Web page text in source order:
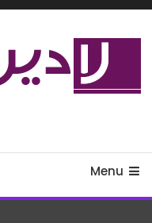
Skip
Menu